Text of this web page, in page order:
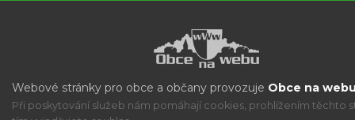
Webové stránky pro obce a občany provozuje Obce na
Při poskytování služeb nám pomáhají cookies, prohlížením těchto